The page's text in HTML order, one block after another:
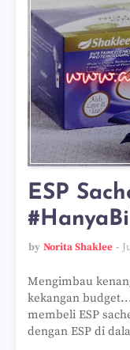
ESP
by Norita Shaklee
Mengimbau
kekangan
membeli ESP
dengan ESP di